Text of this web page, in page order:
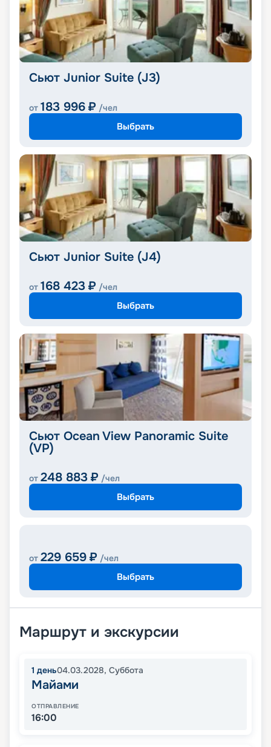
Сьют Junior Suite (J3)
от 183 996 ₽ /чел
Выбрать
Сьют Junior Suite (J4)
от 168 423 ₽ /чел
Выбрать
Сьют Ocean View Panoramic Suite
(VP)
от 248 883 ₽ /чел
Выбрать
от 229 659 ₽ /чел
Выбрать
Маршрут и экскурсии
1 день04.03.2028, Суббота
Майами
ОТПРАВЛЕНИЕ
16:00